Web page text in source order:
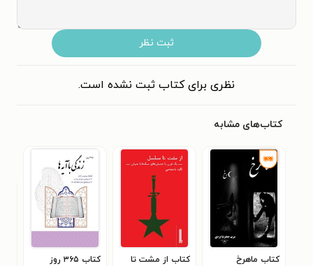
ثبت نظر
نظری برای کتاب ثبت نشده است.
کتاب‌های مشابه
کتاب ماهرخ
کتاب از مشت تا
کتاب ۳۶۵ روز